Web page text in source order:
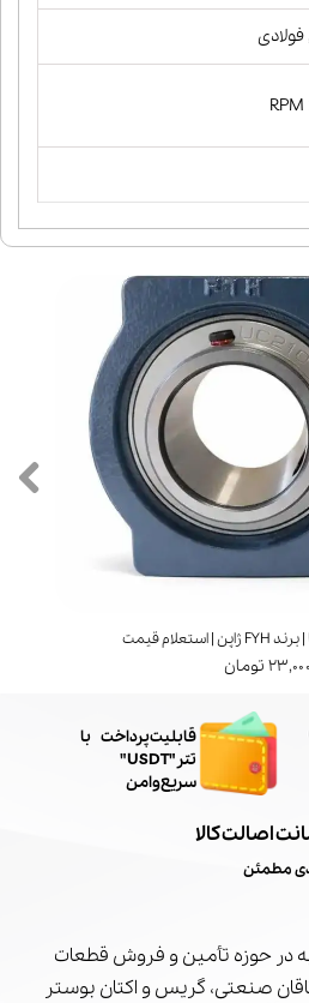
تومان
اصالت کالا
مطمئن
در حوزه تأمین و فروش قطعات
صنعتی، گریس و اکتان بوستر
​قابلیت پرداخت با
تتر"USDT"
سریع و امن